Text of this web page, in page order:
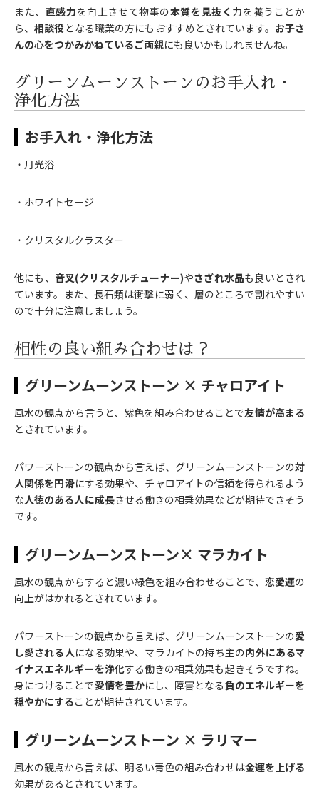
また、 直感力を向上させて物事の本質を見抜く 力を養うことか
ら、相談役となる職業の方にもおすすめとされています。 お子さ
んの心をつかみかねているご両親にも良いかもしれませんね。
グリーンムーンストーンのお手入れ・
浄化方法
お手入れ・浄化方法
・月光浴
・ホワイトセージ
・クリスタルクラスター
他にも、 音叉(クリスタルチューナー)やさざれ水晶も良いとされ
ています。また、長石類は衝撃に弱く、層のところで割れやすい
ので十分に注意しましょう。
相性の良い組み合わせは？
グリーンムーンストーン × チャロアイト
風水の観点から言うと、紫色を組み合わせることで友情が高まる
とされています。
パワーストーンの観点から言えば、グリーンムーンストーンの対
人関係を円滑にする効果や、チャロアイトの信頼を得られるよう
な人徳のある人に成長させる働きの相乗効果などが期待できそう
です。
グリーンムーンストーン× マラカイト
風水の観点からすると濃い緑色を組み合わせることで、 恋愛運の
向上がはかれるとされています。
パワーストーンの観点から言えば、グリーンムーンストーンの愛
し愛される人になる効果や、マラカイトの持ち主の内外にあるマ
イナスエネルギーを浄化する働きの相乗効果も起きそうですね。
身につけることで愛情を豊かにし、障害となる負のエネルギーを
穏やかにすることが期待されています。
グリーンムーンストーン × ラリマー
風水の観点から言えば、明るい青色の組み合わせは金運を上げる
効果があるとされています。